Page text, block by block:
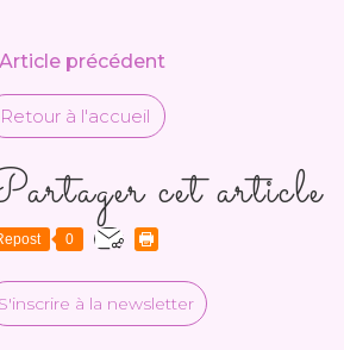
précédent
Retour à l'accueil
cet article
0
S'inscrire à la newsletter